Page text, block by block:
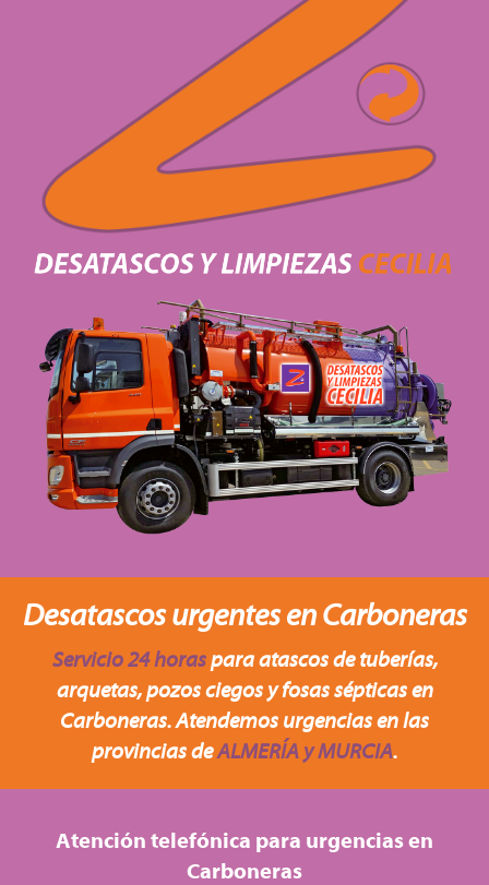
Desatascos urgentes en Carboneras
Servicio 24 horaspara atascos de tuberías,
arquetas, pozos ciegos y fosas sépticas en
Carboneras. Atendemos urgencias en las
provincias deALMERÍA y MURCIA.
Atención telefónica para urgencias en
Carboneras